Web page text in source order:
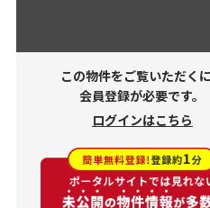
この物件をご覧いただく
会員登録が必要です。
ログインはこちら